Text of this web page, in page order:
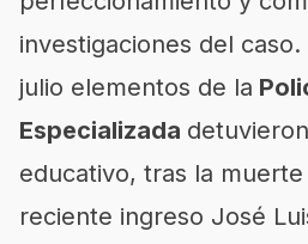
investigaciones del
julio elementos de la
Especializada
educativo, tras la
reciente ingreso José